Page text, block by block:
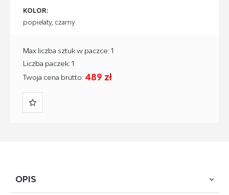
KOLOR:
popielaty, czarny
Twoja cena brutto: 489 zł
Max liczba sztuk w paczce: 1
Liczba paczek: 1
OPIS